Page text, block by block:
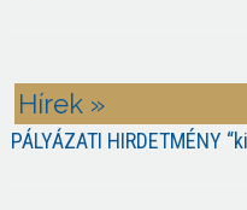
Hírek »
PÁLYÁZATI HIRDETMÉNY